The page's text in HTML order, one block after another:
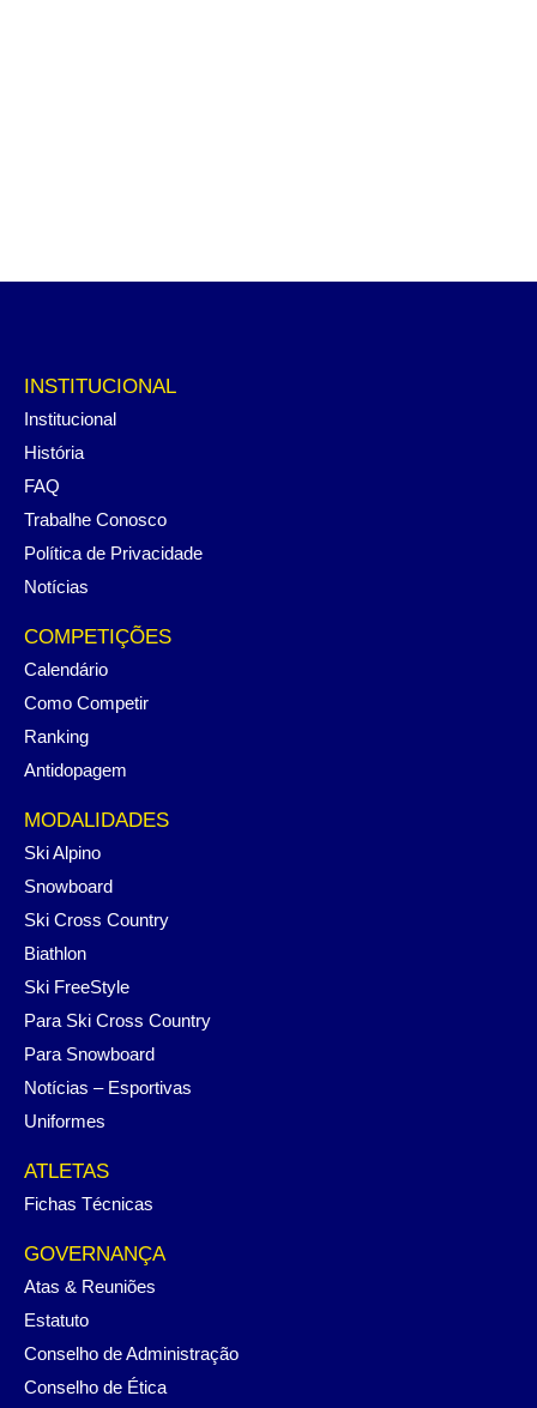
INSTITUCIONAL
Institucional
História
FAQ
Trabalhe Conosco
Política de Privacidade
Notícias
COMPETIÇÕES
Calendário
Como Competir
Ranking
Antidopagem
MODALIDADES
Ski Alpino
Snowboard
Ski Cross Country
Biathlon
Ski FreeStyle
Para Ski Cross Country
Para Snowboard
Notícias – Esportivas
Uniformes
ATLETAS
Fichas Técnicas
GOVERNANÇA
Atas & Reuniões
Estatuto
Conselho de Administração
Conselho de Ética